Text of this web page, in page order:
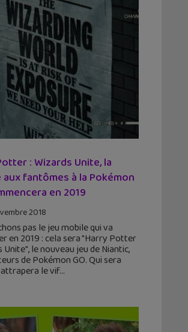
: Wizards Unite, la
aux fantômes à la Pokémon
en 2019
2018
pas le jeu mobile qui va
en 2019 : cela sera "Harry Potter
Unite", le nouveau jeu de Niantic,
de Pokémon GO. Qui sera
le vif